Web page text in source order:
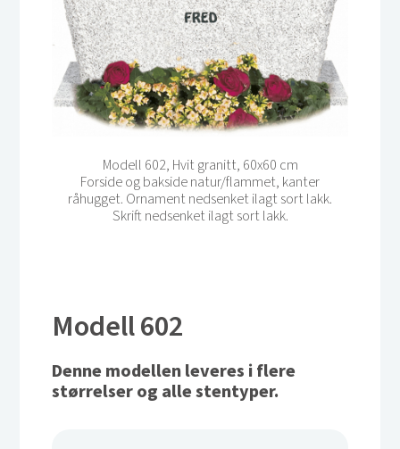
Modell 602, Hvit granitt, 60x60 cm
Forside og bakside natur/flammet, kanter
råhugget. Ornament nedsenket ilagt sort lakk.
Skrift nedsenket ilagt sort lakk.
Modell 602
Denne modellen leveres i flere
størrelser og alle stentyper.